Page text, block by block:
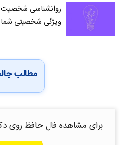
روانشناسی شخصیت :
ویژگی شخصیتی شما
مطالب
برای مشاهده فال حافظ روی